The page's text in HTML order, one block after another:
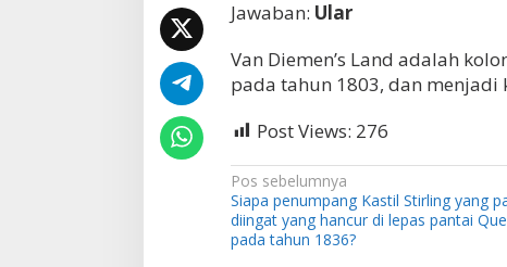
e
a
n
t
s
a
d
y
J
Jawaban: Ular
Van Diemen’s Land adalah
pada tahun 1803, dan
Post Views: 276
N
a
v
Pos sebelumnya
Siapa penumpang Kastil Stirling yang
diingat yang hancur di lepas pantai
pada tahun 1836?